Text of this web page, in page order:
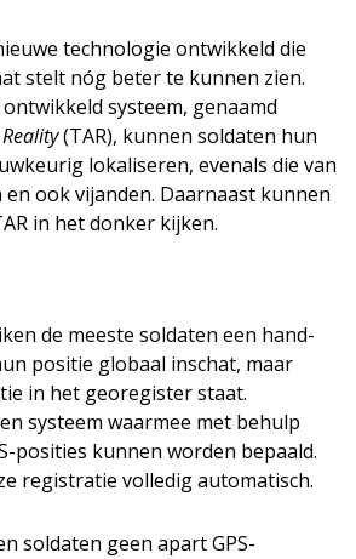
technologie ontwikkeld die
stelt nóg beter te kunnen zien.
systeem, genaamd
(TAR), kunnen soldaten hun
lokaliseren, evenals die van
ook vijanden. Daarnaast kunnen
in het donker kijken.
de meeste soldaten een hand-
positie globaal inschat, maar
in het georegister staat.
systeem waarmee met behulp
posities kunnen worden bepaald.
registratie volledig automatisch.
soldaten geen apart GPS-